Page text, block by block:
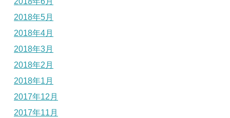
2018年5月
2018年4月
2018年3月
2018年2月
2018年1月
2017年12月
2017年11月